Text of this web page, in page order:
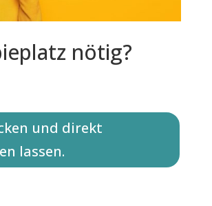
nötig?
und direkt
lassen.